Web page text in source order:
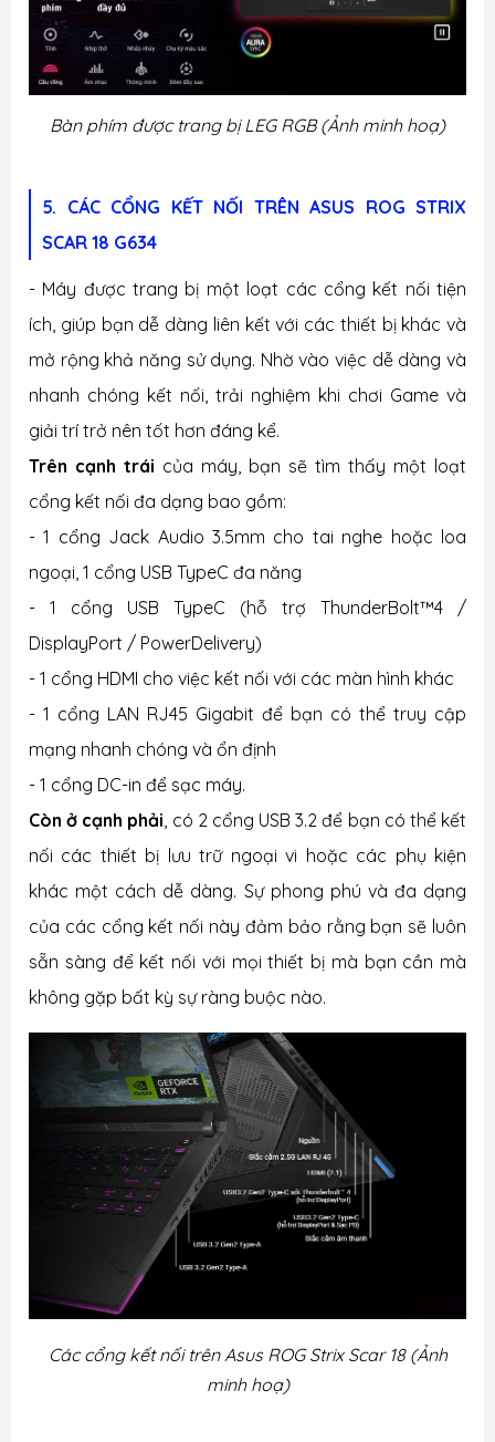
Bàn phím được trang bị LEG RGB (Ảnh minh hoạ)
5. CÁC CỔNG KẾT NỐI TRÊN ASUS ROG STRIX
SCAR 18 G634
- Máy được trang bị một loạt các cổng kết nối tiện
ích, giúp bạn dễ dàng liên kết với các thiết bị khác và
mở rộng khả năng sử dụng. Nhờ vào việc dễ dàng và
nhanh chóng kết nối, trải nghiệm khi chơi Game và
giải trí trở nên tốt hơn đáng kể.
Trên cạnh trái của máy, bạn sẽ tìm thấy một loạt
cổng kết nối đa dạng bao gồm:
- 1 cổng Jack Audio 3.5mm cho tai nghe hoặc loa
ngoại, 1 cổng USB TypeC đa năng
- 1 cổng USB TypeC (hỗ trợ ThunderBolt™4 /
DisplayPort / PowerDelivery)
- 1 cổng HDMI cho việc kết nối với các màn hình khác
- 1 cổng LAN RJ45 Gigabit để bạn có thể truy cập
mạng nhanh chóng và ổn định
- 1 cổng DC-in để sạc máy.
Còn ở cạnh phải, có 2 cổng USB 3.2 để bạn có thể kết
nối các thiết bị lưu trữ ngoại vi hoặc các phụ kiện
khác một cách dễ dàng. Sự phong phú và đa dạng
của các cổng kết nối này đảm bảo rằng bạn sẽ luôn
sẵn sàng để kết nối với mọi thiết bị mà bạn cần mà
không gặp bất kỳ sự ràng buộc nào.
Các cổng kết nối trên Asus ROG Strix Scar 18 (Ảnh
minh hoạ)